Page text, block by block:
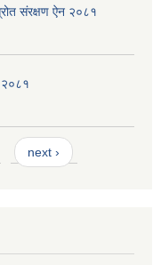
संरक्षण ऐन २०८१
२०८१
next ›